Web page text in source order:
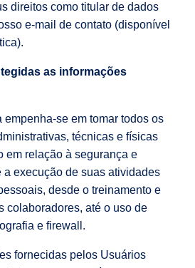
direitos como titular de dados
e-mail de contato (disponível
as informações
empenha-se em tomar todos os
técnicas e físicas
em relação à segurança e
a execução de suas atividades
desde o treinamento e
colaboradores, até o uso de
e firewall.
fornecidas pelos Usuários